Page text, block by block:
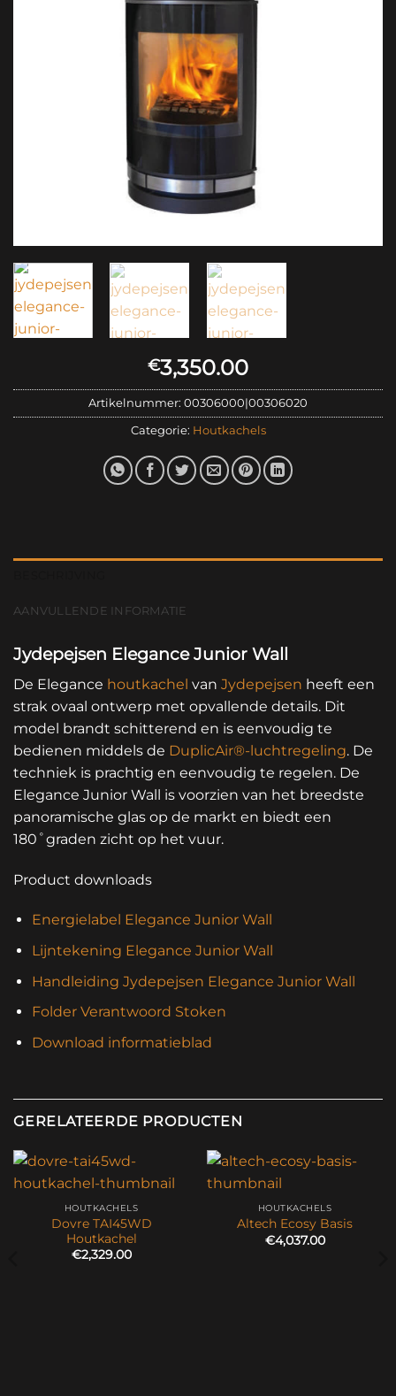
€3,350.00
Artikelnummer: 00306000|00306020
Categorie: Houtkachels
AANVULLENDE INFORMATIE
Jydepejsen Elegance Junior Wall
De Elegance houtkachel van Jydepejsen heeft een
strak ovaal ontwerp met opvallende details. Dit
model brandt schitterend en is eenvoudig te
bedienen middels de DuplicAir®-luchtregeling. De
techniek is prachtig en eenvoudig te regelen. De
Elegance Junior Wall is voorzien van het breedste
panoramische glas op de markt en biedt een
180˚graden zicht op het vuur.
Product downloads
Energielabel Elegance Junior Wall
Lijntekening Elegance Junior Wall
Handleiding Jydepejsen Elegance Junior Wall
Folder Verantwoord Stoken
Download informatieblad
GERELATEERDE PRODUCTEN
HOUTKACHELS
Dovre TAI45WD
Houtkachel
€2,329.00
HOUTKACHELS
Altech Ecosy Basis
€4,037.00